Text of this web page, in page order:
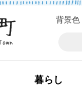
背景色
暮らし